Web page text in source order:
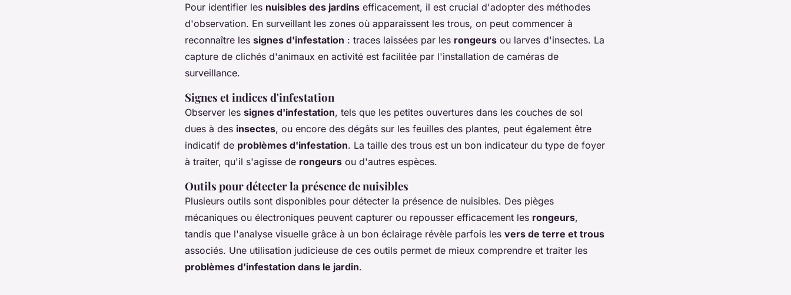
Pour identifier les nuisibles des jardins efficacement, il est crucial d'adopter des méthodes
d'observation. En surveillant les zones où apparaissent les trous, on peut commencer à
reconnaître les signes d'infestation : traces laissées par les rongeurs ou larves d'insectes. La
capture de clichés d'animaux en activité est facilitée par l'installation de caméras de
surveillance.
Signes et indices d'infestation
Observer les signes d'infestation, tels que les petites ouvertures dans les couches de sol
dues à des insectes, ou encore des dégâts sur les feuilles des plantes, peut également être
indicatif de problèmes d'infestation. La taille des trous est un bon indicateur du type de foyer
à traiter, qu'il s'agisse de rongeurs ou d'autres espèces.
Outils pour détecter la présence de nuisibles
Plusieurs outils sont disponibles pour détecter la présence de nuisibles. Des pièges
mécaniques ou électroniques peuvent capturer ou repousser efficacement les rongeurs,
tandis que l'analyse visuelle grâce à un bon éclairage révèle parfois les vers de terre et trous
associés. Une utilisation judicieuse de ces outils permet de mieux comprendre et traiter les
problèmes d'infestation dans le jardin.